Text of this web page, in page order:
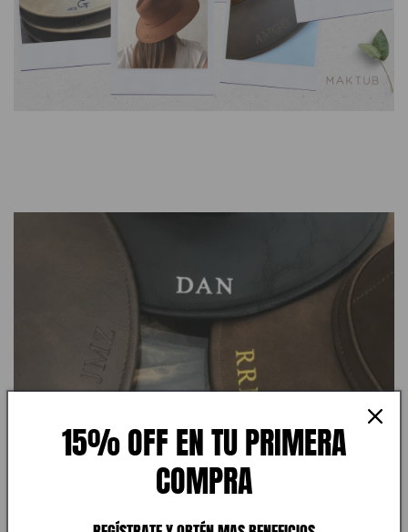
15% OFF EN TU PRIMERA
COMPRA